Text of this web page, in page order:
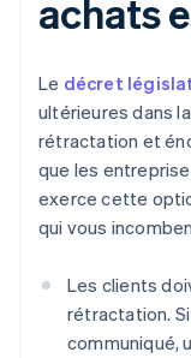
achats
Le décret
ultérieures dans la
rétractation et
que les
exerce cette
qui vous
Les clients
rétractation.
communiqué,